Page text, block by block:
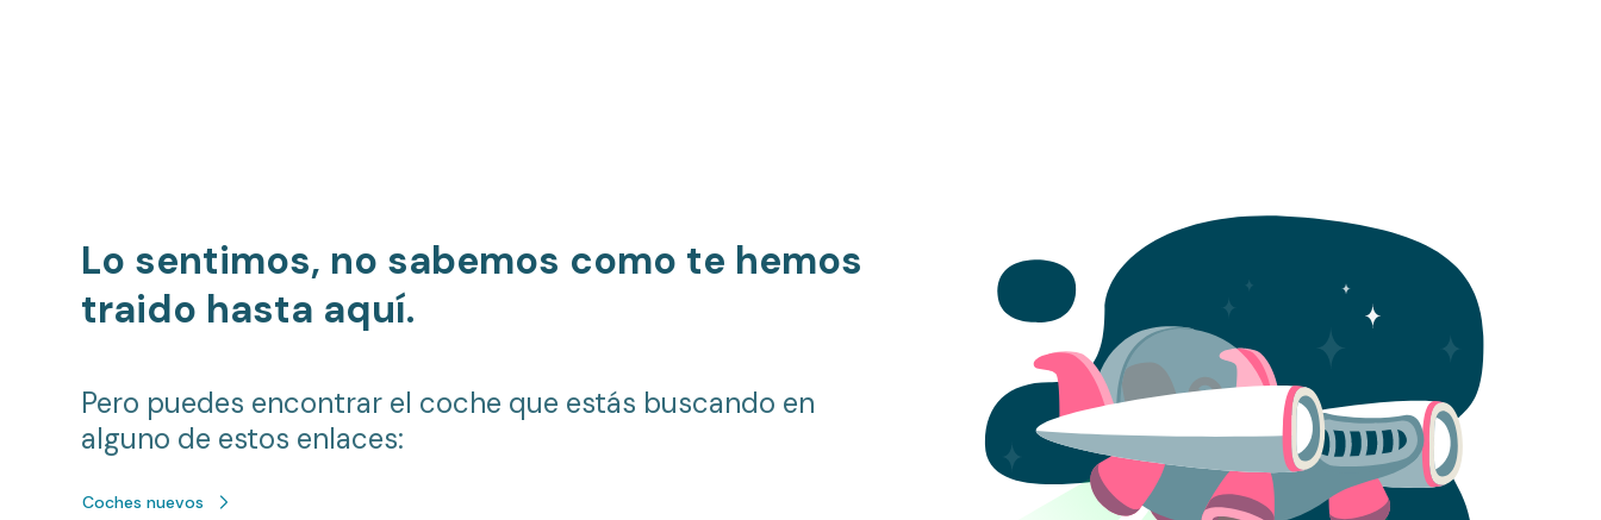
Lo sentimos, no sabemos como te hemos
traido hasta aquí.
Pero puedes encontrar el coche que estás buscando en
alguno de estos enlaces:
Coches nuevos